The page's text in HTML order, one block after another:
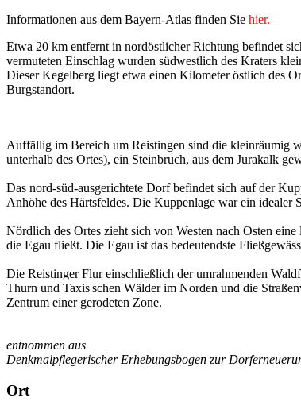
Informationen aus dem Bayern-Atlas finden Sie hier.
Etwa 20 km entfernt in nordöstlicher Richtung befindet
vermuteten Einschlag wurden südwestlich des Kraters
Dieser Kegelberg liegt etwa einen Kilometer östlich des
Burgstandort.
Auffällig im Bereich um Reistingen sind die kleinräumig
unterhalb des Ortes), ein Steinbruch, aus dem Jurakalk
Das nord-süd-ausgerichtete Dorf befindet sich auf der
Anhöhe des Härtsfeldes. Die Kuppenlage war ein idealer
Nördlich des Ortes zieht sich von Westen nach Osten
die Egau fließt. Die Egau ist das bedeutendste
Die Reistinger Flur einschließlich der umrahmenden
Thurn und Taxis'schen Wälder im Norden und die
Zentrum einer gerodeten Zone.
entnommen aus
Denkmalpflegerischer Erhebungsbogen zur
Ort